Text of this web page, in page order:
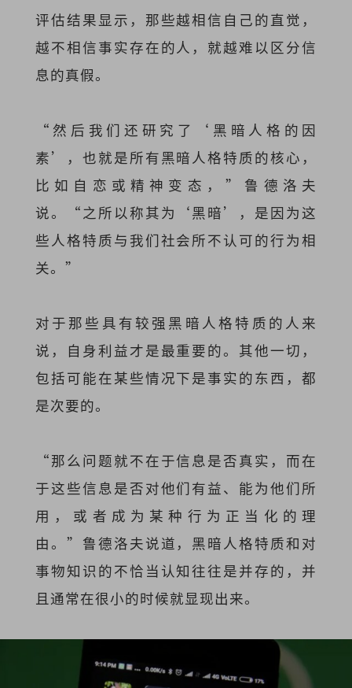
评估结果显示，那些越相信自己的直觉，
越不相信事实存在的人，就越难以区分信
息的真假。
“然后我们还研究了‘黑暗人格的因
素’，也就是所有黑暗人格特质的核心，
比如自恋或精神变态，”鲁德洛夫
说。“之所以称其为‘黑暗’，是因为这
些人格特质与我们社会所不认可的行为相
关。”
对于那些具有较强黑暗人格特质的人来
说，自身利益才是最重要的。其他一切，
包括可能在某些情况下是事实的东西，都
是次要的。
“那么问题就不在于信息是否真实，而在
于这些信息是否对他们有益、能为他们所
用，或者成为某种行为正当化的理
由。”鲁德洛夫说道，黑暗人格特质和对
事物知识的不恰当认知往往是并存的，并
且通常在很小的时候就显现出来。